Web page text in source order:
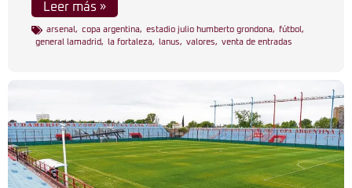
Leer más »
arsenal , copa argentina, estadio julio humberto grondona, fútbol ,
general lamadrid, la fortaleza, lanus, valores, venta de entradas